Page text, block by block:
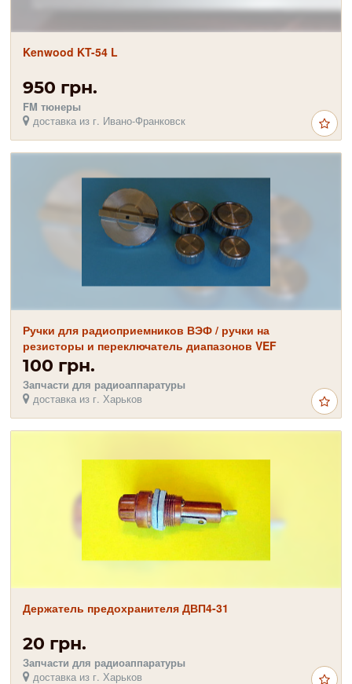
Kenwood KT-54 L
950 грн.
FM тюнеры
доставка из г. Ивано-Франковск
Ручки для радиоприемников ВЭФ / ручки на
резисторы и переключатель диапазонов VEF
100 грн.
Запчасти для радиоаппаратуры
доставка из г. Харьков
Держатель предохранителя ДВП4-31
20 грн.
Запчасти для радиоаппаратуры
доставка из г. Харьков